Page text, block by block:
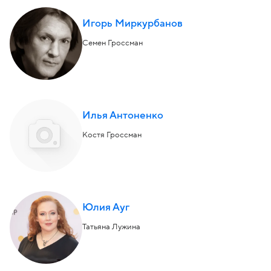
Игорь Миркурбанов
Семен Гроссман
Илья Антоненко
Костя Гроссман
Юлия Ауг
Татьяна Лужина